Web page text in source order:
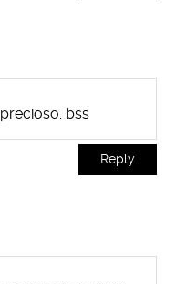
bss
Reply